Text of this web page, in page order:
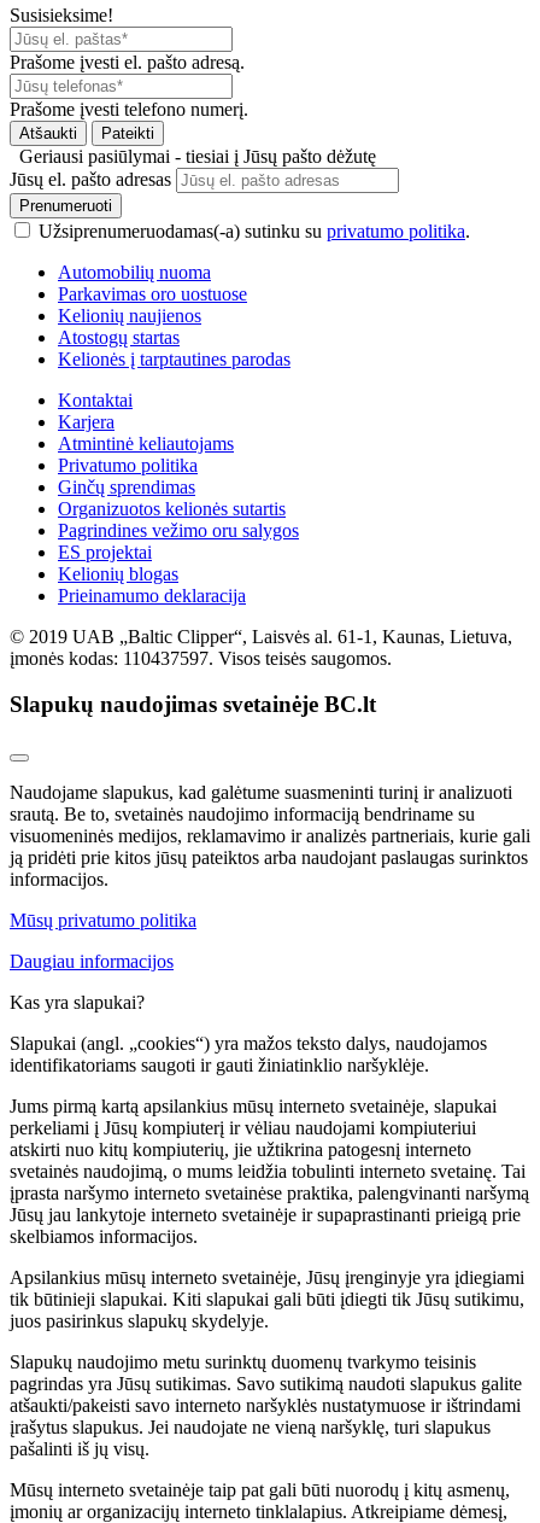
Susisieksime!
Prašome įvesti el. pašto adresą.
Prašome įvesti telefono numerį.
Atšaukti Pateikti
Geriausi pasiūlymai - tiesiai į Jūsų pašto dėžutę
Jūsų el. pašto adresas
Prenumeruoti
Užsiprenumeruodamas(-a) sutinku su privatumo politika.
Automobilių nuoma
Parkavimas oro uostuose
Kelionių naujienos
Atostogų startas
Kelionės į tarptautines parodas
Kontaktai
Karjera
Atmintinė keliautojams
Privatumo politika
Ginčų sprendimas
Organizuotos kelionės sutartis
Pagrindines vežimo oru salygos
ES projektai
Kelionių blogas
Prieinamumo deklaracija
© 2019 UAB „Baltic Clipper“, Laisvės al. 61-1, Kaunas, Lietuva,
įmonės kodas: 110437597. Visos teisės saugomos.
Slapukų naudojimas svetainėje BC.lt
Naudojame slapukus, kad galėtume suasmeninti turinį ir analizuoti
srautą. Be to, svetainės naudojimo informaciją bendriname su
visuomeninės medijos, reklamavimo ir analizės partneriais, kurie gali
ją pridėti prie kitos jūsų pateiktos arba naudojant paslaugas surinktos
informacijos.
Mūsų privatumo politika
Daugiau informacijos
Kas yra slapukai?
Slapukai (angl. „cookies“) yra mažos teksto dalys, naudojamos
identifikatoriams saugoti ir gauti žiniatinklio naršyklėje.
Jums pirmą kartą apsilankius mūsų interneto svetainėje, slapukai
perkeliami į Jūsų kompiuterį ir vėliau naudojami kompiuteriui
atskirti nuo kitų kompiuterių, jie užtikrina patogesnį interneto
svetainės naudojimą, o mums leidžia tobulinti interneto svetainę. Tai
įprasta naršymo interneto svetainėse praktika, palengvinanti naršymą
Jūsų jau lankytoje interneto svetainėje ir supaprastinanti prieigą prie
skelbiamos informacijos.
Apsilankius mūsų interneto svetainėje, Jūsų įrenginyje yra įdiegiami
tik būtinieji slapukai. Kiti slapukai gali būti įdiegti tik Jūsų sutikimu,
juos pasirinkus slapukų skydelyje.
Slapukų naudojimo metu surinktų duomenų tvarkymo teisinis
pagrindas yra Jūsų sutikimas. Savo sutikimą naudoti slapukus galite
atšaukti/pakeisti savo interneto naršyklės nustatymuose ir ištrindami
įrašytus slapukus. Jei naudojate ne vieną naršyklę, turi slapukus
pašalinti iš jų visų.
Mūsų interneto svetainėje taip pat gali būti nuorodų į kitų asmenų,
įmonių ar organizacijų interneto tinklalapius. Atkreipiame dėmesį,